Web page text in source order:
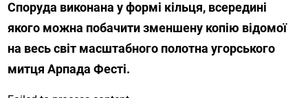
Споруда виконана у формі кільця, всередині
якого можна побачити зменшену копію відомої
на весь світ масштабного полотна угорського
митця Арпада Фесті.